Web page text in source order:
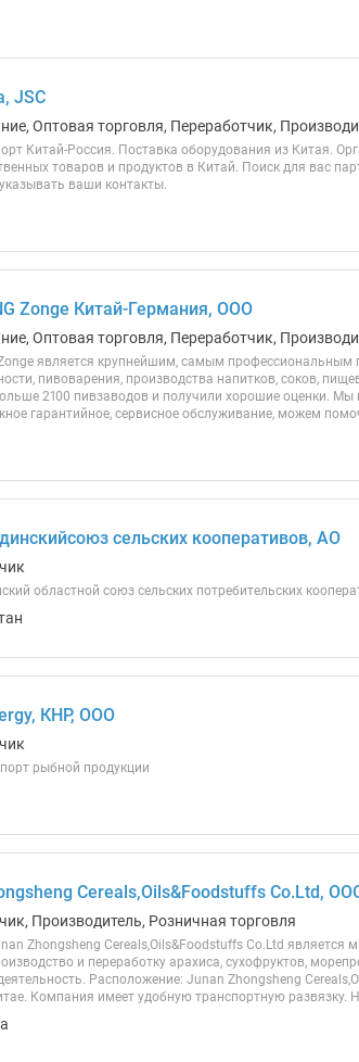
JSC
Оптовая торговля, Переработчик,
Китай-Россия. Поставка оборудования из Китая.
товаров и продуктов в Китай. Поиск для вас
ваши контакты.
Zonge Китай-Германия, ООО
Оптовая торговля, Переработчик,
является крупнейшим, самым
пивоварения, производства напитков, соков,
2100 пивзаводов и получили хорошие оценки.
гарантийное, сервисное обслуживание, можем
сельских кооперативов, АО
областной союз сельских потребительских
КНР, ООО
рыбной продукции
Cereals,Oils&Foodstuffs Co.Ltd,
Производитель, Розничная торговля
Zhongsheng Cereals,Oils&Foodstuffs Co.Ltd
и переработку арахиса, сухофруктов,
Расположение: Junan Zhongsheng
Компания имеет удобную транспортную развязку.